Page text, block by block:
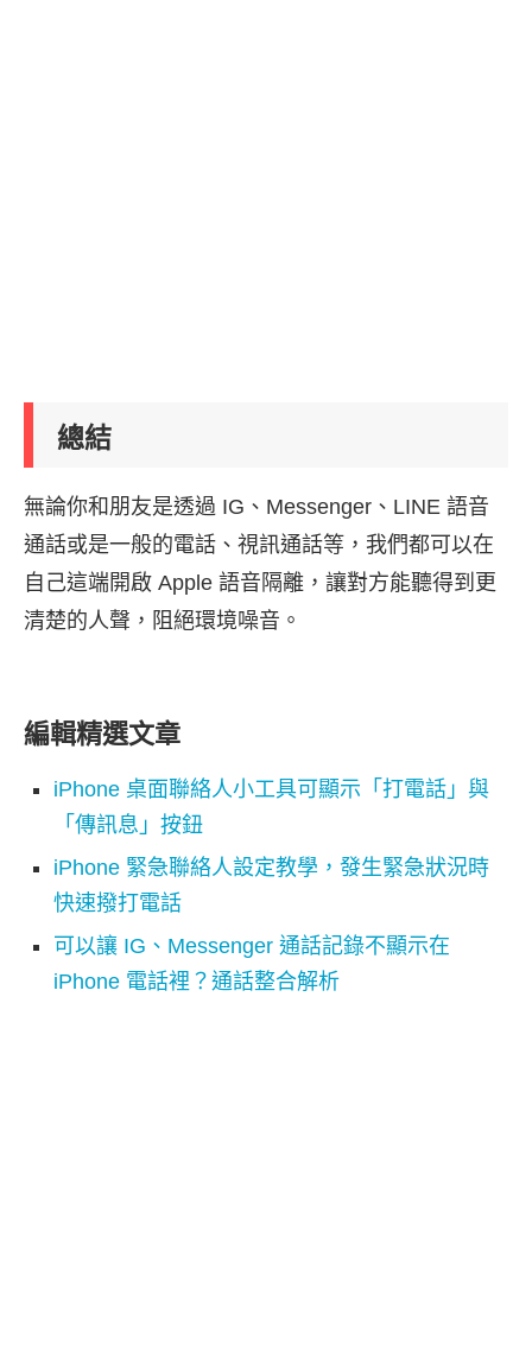
總結
無論你和朋友是透過 IG、Messenger、LINE 語音
通話或是一般的電話、視訊通話等，我們都可以在
自己這端開啟 Apple 語音隔離，讓對方能聽得到更
清楚的人聲，阻絕環境噪音。
編輯精選文章
iPhone 桌面聯絡人小工具可顯示「打電話」與
「傳訊息」按鈕
iPhone 緊急聯絡人設定教學，發生緊急狀況時
快速撥打電話
可以讓 IG、Messenger 通話記錄不顯示在
iPhone 電話裡？通話整合解析